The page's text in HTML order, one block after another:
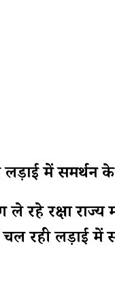
लड़ाई में समर्थन
रक्षा राज्य
चल रही लड़ाई